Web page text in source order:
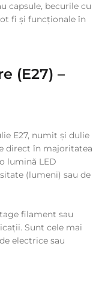
capsule, becurile cu
fi și funcționale în
(E27) –
E27, numit și dulie
direct în majoritatea
lumină LED
(lumeni) sau de
filament sau
Sunt cele mai
electrice sau